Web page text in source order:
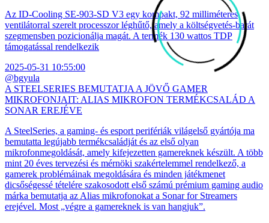
Az ID-Cooling SE-903-SD V3 egy kompakt, 92 milliméteres
ventilátorral szerelt processzor léghűtő, amely a költségvetés-barát
szegmensben pozicionálja magát. A termék 130 wattos TDP
támogatással rendelkezik
2025-05-31 10:55:00
@bgyula
A STEELSERIES BEMUTATJA A JÖVŐ GAMER
MIKROFONJAIT: ALIAS MIKROFON TERMÉKCSALÁD A
SONAR EREJÉVE
A SteelSeries, a gaming- és esport perifériák világelső gyártója ma
bemutatta legújabb termékcsaládját és az első olyan
mikrofonmegoldását, amely kifejezetten gamereknek készült. A több
mint 20 éves tervezési és mérnöki szakértelemmel rendelkező, a
gamerek problémáinak megoldására és minden játékmenet
dicsőségessé tételére szakosodott első számú prémium gaming audio
márka bemutatja az Alias mikrofonokat a Sonar for Streamers
erejével. Most „végre a gamereknek is van hangjuk”.